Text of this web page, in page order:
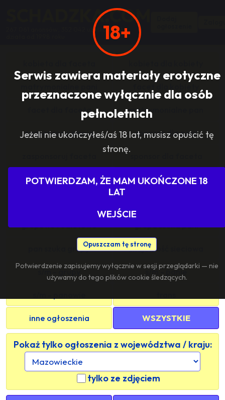
18+
Serwis zawiera materiały erotyczne
przeznaczone wyłącznie dla osób
pełnoletnich
Jeżeli nie ukończyłeś/aś 18 lat, musisz opuścić tę
stronę.
POTWIERDZAM, ŻE MAM UKOŃCZONE 18
LAT
WEJŚCIE
Opuszczam tę stronę
Potwierdzenie zapisujemy wyłącznie w sesji przeglądarki — nie
używamy do tego plików cookie śledzących.
SCHADZKA.COM
267 061 anonsów, 352 042 użytkowników,
facet dla faceta matrymonialne pan
zasponsoruj panią sponsor dla pani
sponsoring grupy agencje towarzyskie
grupowo i odlotowo grupa szuka pani
pan szuka grupy znajomość sieciowa
s/m - grupy s/m - panie
inne ogłoszenia WSZYSTKIE
Pokaż tylko ogłoszenia z województwa / kraju:
tylko ze zdjęciem